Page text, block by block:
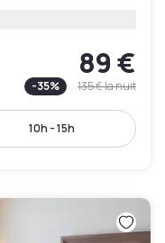
89 €
-35% 135 €la nuit
10h - 15h